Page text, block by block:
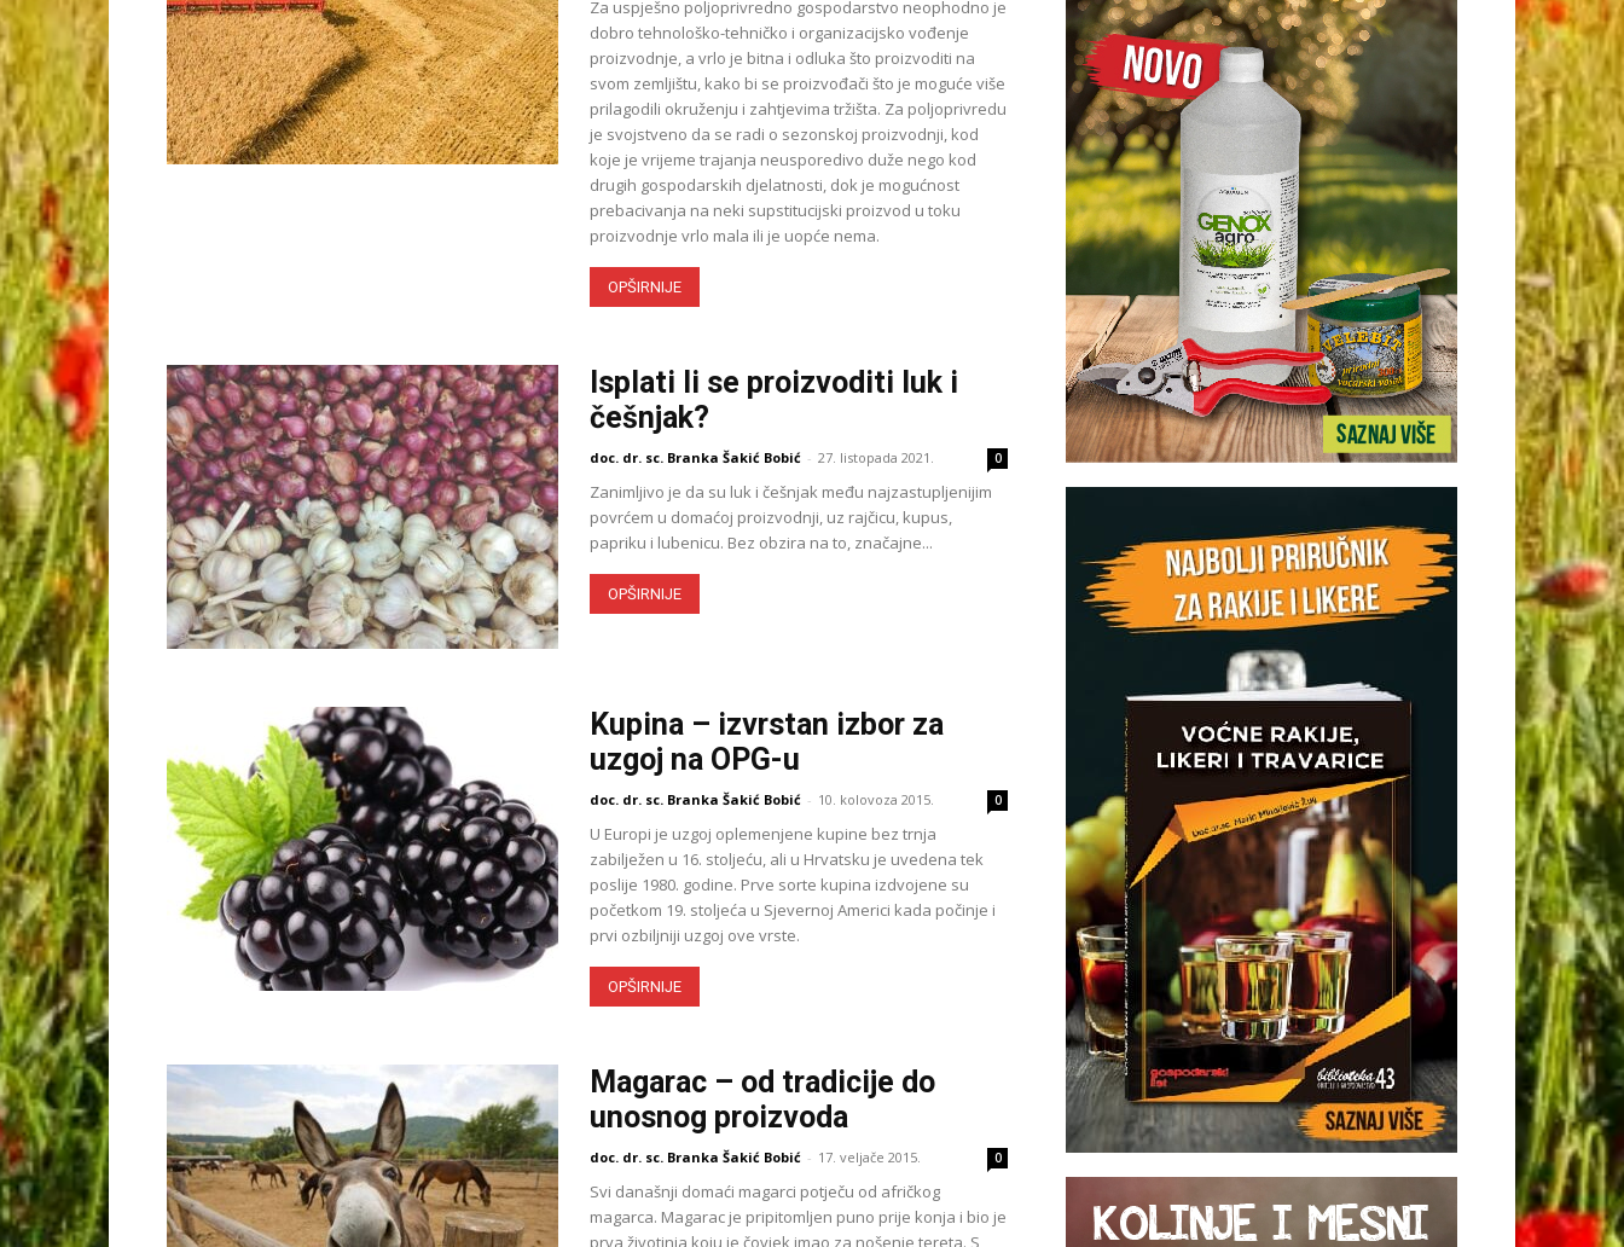
Za uspješno poljoprivredno gospodarstvo neophodno je
dobro tehnološko-tehničko i organizacijsko vođenje
proizvodnje, a vrlo je bitna i odluka što proizvoditi na
svom zemljištu, kako bi se proizvođači što je moguće više
prilagodili okruženju i zahtjevima tržišta. Za poljoprivredu
je svojstveno da se radi o sezonskoj proizvodnji, kod
koje je vrijeme trajanja neusporedivo duže nego kod
drugih gospodarskih djelatnosti, dok je mogućnost
prebacivanja na neki supstitucijski proizvod u toku
proizvodnje vrlo mala ili je uopće nema.
OPŠIRNIJE
Isplati li se proizvoditi luk i
češnjak?
doc. dr. sc. Branka Šakić Bobić - 27. listopada 2021. 0
Zanimljivo je da su luk i češnjak među najzastupljenijim
povrćem u domaćoj proizvodnji, uz rajčicu, kupus,
papriku i lubenicu. Bez obzira na to, značajne...
OPŠIRNIJE
Kupina – izvrstan izbor za
uzgoj na OPG-u
doc. dr. sc. Branka Šakić Bobić - 10. kolovoza 2015. 0
U Europi je uzgoj oplemenjene kupine bez trnja
zabilježen u 16. stoljeću, ali u Hrvatsku je uvedena tek
poslije 1980. godine. Prve sorte kupina izdvojene su
početkom 19. stoljeća u Sjevernoj Americi kada počinje i
prvi ozbiljniji uzgoj ove vrste.
OPŠIRNIJE
Magarac – od tradicije do
unosnog proizvoda
doc. dr. sc. Branka Šakić Bobić - 17. veljače 2015. 0
Svi današnji domaći magarci potječu od afričkog
magarca. Magarac je pripitomljen puno prije konja i bio je
prva životinja koju je čovjek imao za nošenje tereta. S